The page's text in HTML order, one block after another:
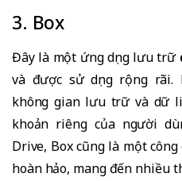
3. Box
Đây là một ứng dụng lưu trữ
và được sử dụng rộng
không gian lưu trữ và dữ
khoản riêng của người
Drive, Box cũng là một
hoàn hảo, mang đến nhiều